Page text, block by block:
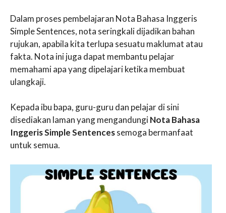
Dalam proses pembelajaran Nota Bahasa Inggeris
Simple Sentences, nota seringkali dijadikan bahan
rujukan, apabila kita terlupa sesuatu maklumat atau
fakta. Nota ini juga dapat membantu pelajar
memahami apa yang dipelajari ketika membuat
ulangkaji.
Kepada ibu bapa, guru-guru dan pelajar di sini
disediakan laman yang mengandungiNota Bahasa
Inggeris Simple Sentencessemoga bermanfaat
untuk semua.